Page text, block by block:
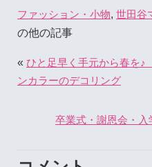
ファッション・小物, 世田谷
の他の記事
« ひと足早く手元から春を
ンカラーのデコリング
卒業式・謝恩会・入